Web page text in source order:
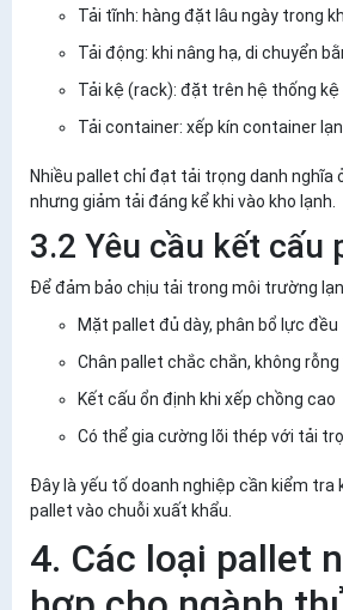
Tải tĩnh: hàng đặt lâu ngày trong
Tải động: khi nâng hạ, di chuyển
Tải kệ (rack): đặt trên hệ thống kệ
Tải container: xếp kín container
Nhiều pallet chỉ đạt tải trọng danh
nhưng giảm tải đáng kể khi vào kho lạnh
3.2 Yêu cầu kết cấu
Để đảm bảo chịu tải trong môi trường
Mặt pallet đủ dày, phân bổ lực đều
Chân pallet chắc chắn, không rỗng
Kết cấu ổn định khi xếp chồng cao
Có thể gia cường lõi thép với tải
Đây là yếu tố doanh nghiệp cần kiểm tra
pallet vào chuỗi xuất khẩu.
4. Các loại pallet